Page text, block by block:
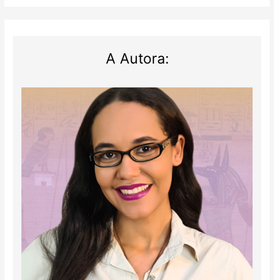
A Autora: